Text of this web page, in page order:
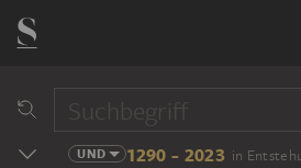
UND 1290 - 2023 in